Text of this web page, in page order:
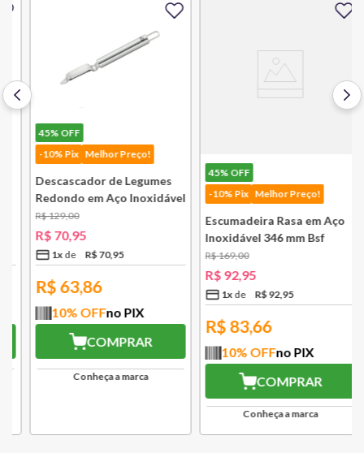
45%OFF
-10% Pix
Melhor Preço!
Descascador de Legumes
Redondo em Aço Inoxidável
131 mm Bsf
129,00
R$70,95
1x R$ 70,95
R$63,86
10% OFFno PIX
COMPRAR
Conheça a marca
45%OFF
-10% Pix
Melhor Preço!
Escumadeira Rasa em Aço
Inoxidável 346 mm Bsf
169,00
R$92,95
1x R$ 92,95
R$83,66
10% OFFno PIX
COMPRAR
Conheça a marca